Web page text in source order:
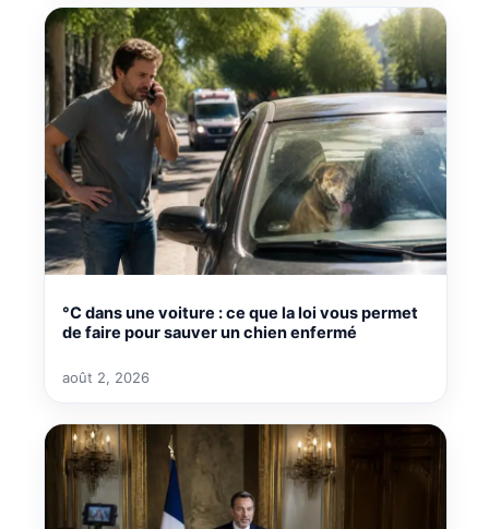
°C dans une voiture : ce que la loi vous permet
de faire pour sauver un chien enfermé
août 2, 2026